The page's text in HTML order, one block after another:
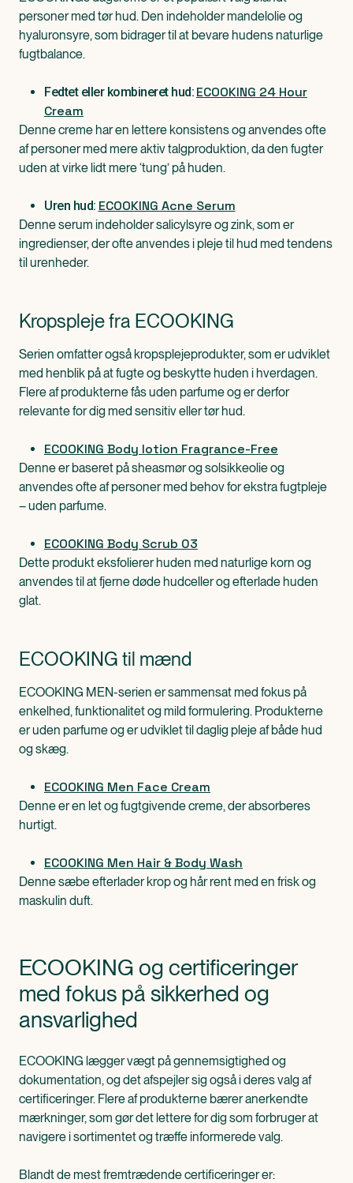
personer med tør hud. Den indeholder mandelolie og
hyaluronsyre, som bidrager til at bevare hudens naturlige
fugtbalance.
Fedtet eller kombineret hud: ECOOKING 24 Hour
Cream
Denne creme har en lettere konsistens og anvendes ofte
af personer med mere aktiv talgproduktion, da den fugter
uden at virke lidt mere ‘tung’ på huden.
Uren hud: ECOOKING Acne Serum
Denne serum indeholder salicylsyre og zink, som er
ingredienser, der ofte anvendes i pleje til hud med tendens
til urenheder.
Kropspleje fra ECOOKING
Serien omfatter også kropsplejeprodukter, som er udviklet
med henblik på at fugte og beskytte huden i hverdagen.
Flere af produkterne fås uden parfume og er derfor
relevante for dig med sensitiv eller tør hud.
ECOOKING Body lotion Fragrance-Free
Denne er baseret på sheasmør og solsikkeolie og
anvendes ofte af personer med behov for ekstra fugtpleje
– uden parfume.
ECOOKING Body Scrub 03
Dette produkt eksfolierer huden med naturlige korn og
anvendes til at fjerne døde hudceller og efterlade huden
glat.
ECOOKING til mænd
ECOOKING MEN-serien er sammensat med fokus på
enkelhed, funktionalitet og mild formulering. Produkterne
er uden parfume og er udviklet til daglig pleje af både hud
og skæg.
ECOOKING Men Face Cream
Denne er en let og fugtgivende creme, der absorberes
hurtigt.
ECOOKING Men Hair & Body Wash
Denne sæbe efterlader krop og hår rent med en frisk og
maskulin duft.
ECOOKING og certificeringer
med fokus på sikkerhed og
ansvarlighed
ECOOKING lægger vægt på gennemsigtighed og
dokumentation, og det afspejler sig også i deres valg af
certificeringer. Flere af produkterne bærer anerkendte
mærkninger, som gør det lettere for dig som forbruger at
navigere i sortimentet og træffe informerede valg.
Blandt de mest fremtrædende certificeringer er: